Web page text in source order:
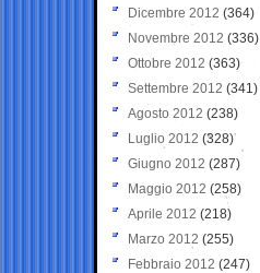
Dicembre 2012 (364)
Novembre 2012 (336)
Ottobre 2012 (363)
Settembre 2012 (341)
Agosto 2012 (238)
Luglio 2012 (328)
Giugno 2012 (287)
Maggio 2012 (258)
Aprile 2012 (218)
Marzo 2012 (255)
Febbraio 2012 (247)